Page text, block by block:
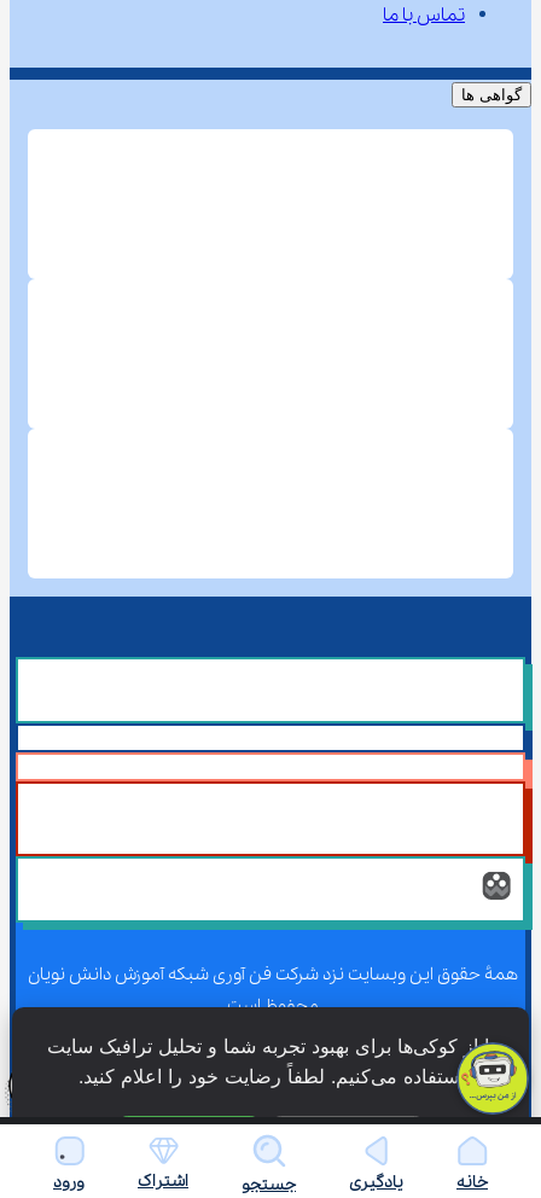
تماس با ما
گواهی ها
همۀ حقوق این وبسایت نزد شرکت فن آوری شبکه آموزش دانش نویان
محفوظ است.
همۀ حقوق این وبسایت نزد شرکت فن آوری شبکه آموزش دانش نویان
محفوظ است.
خانه یادگیری جستجو اشتراک ورود
ما از کوکی‌ها برای بهبود تجربه شما و تحلیل ترافیک سایت
استفاده می‌کنیم. لطفاً رضایت خود را اعلام کنید.
فقط ضروری پذیرش همه